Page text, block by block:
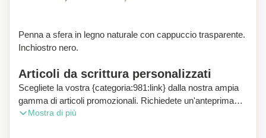
Penna a sfera in legno naturale con cappuccio trasparente.
Inchiostro nero.
Articoli da scrittura personalizzati
Scegliete la vostra {categoria:981:link} dalla nostra ampia
gamma di articoli promozionali. Richiedete un'anteprima
digitale gratuita e godetevi la consegna gratuita del vostro
Mostra di più